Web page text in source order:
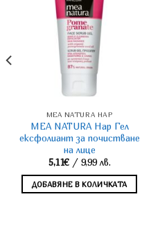
MEA NATURA НАР
MEA NATURA Нар Гел
ексфолиант за почистване
на лице
5,11€/ 9,99 лв.
ДОБАВЯНЕ В КОЛИЧКАТА